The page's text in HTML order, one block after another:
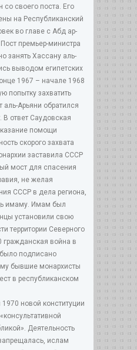
своего поста. Его
на Республиканский
во главе с Абд ар-
премьер-министра
занять Хассану аль-
выводом египетских
1967 – начале 1968
попытку захватить
Арьяни обратился
ответ Саудовская
помощи
скорого захвата
заставила СССР
мост для спасения
не желая
СССР в дела региона,
имаму. Имам был
установили свою
территории Северного
гражданская война в
подписано
бывшие монархисты
в республиканском
новой конституции
Деятельность
ислам